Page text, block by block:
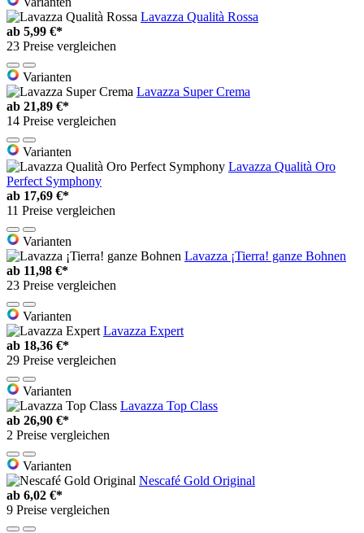
Lavazza Qualità Rossa
ab 5,99 €*
23 Preise vergleichen
Varianten
Lavazza Super Crema
ab 21,89 €*
14 Preise vergleichen
Varianten
Lavazza Qualità Oro
Perfect Symphony
ab 17,69 €*
11 Preise vergleichen
Varianten
Lavazza ¡Tierra! ganze Bohnen
ab 11,98 €*
23 Preise vergleichen
Varianten
Lavazza Expert
ab 18,36 €*
29 Preise vergleichen
Varianten
Lavazza Top Class
ab 26,90 €*
2 Preise vergleichen
Varianten
Nescafé Gold Original
ab 6,02 €*
9 Preise vergleichen